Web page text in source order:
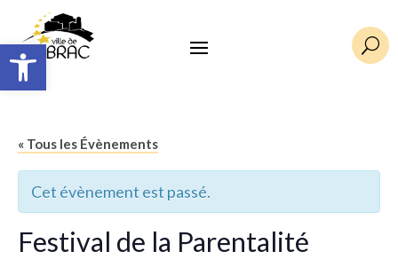
Ouvrir la barre d’outils U
« Tous les Évènements
Cet évènement est passé.
Festival de la Parentalité